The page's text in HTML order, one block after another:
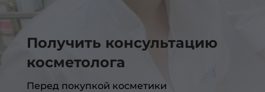
Получить консультацию
косметолога
Перед покупкой косметики